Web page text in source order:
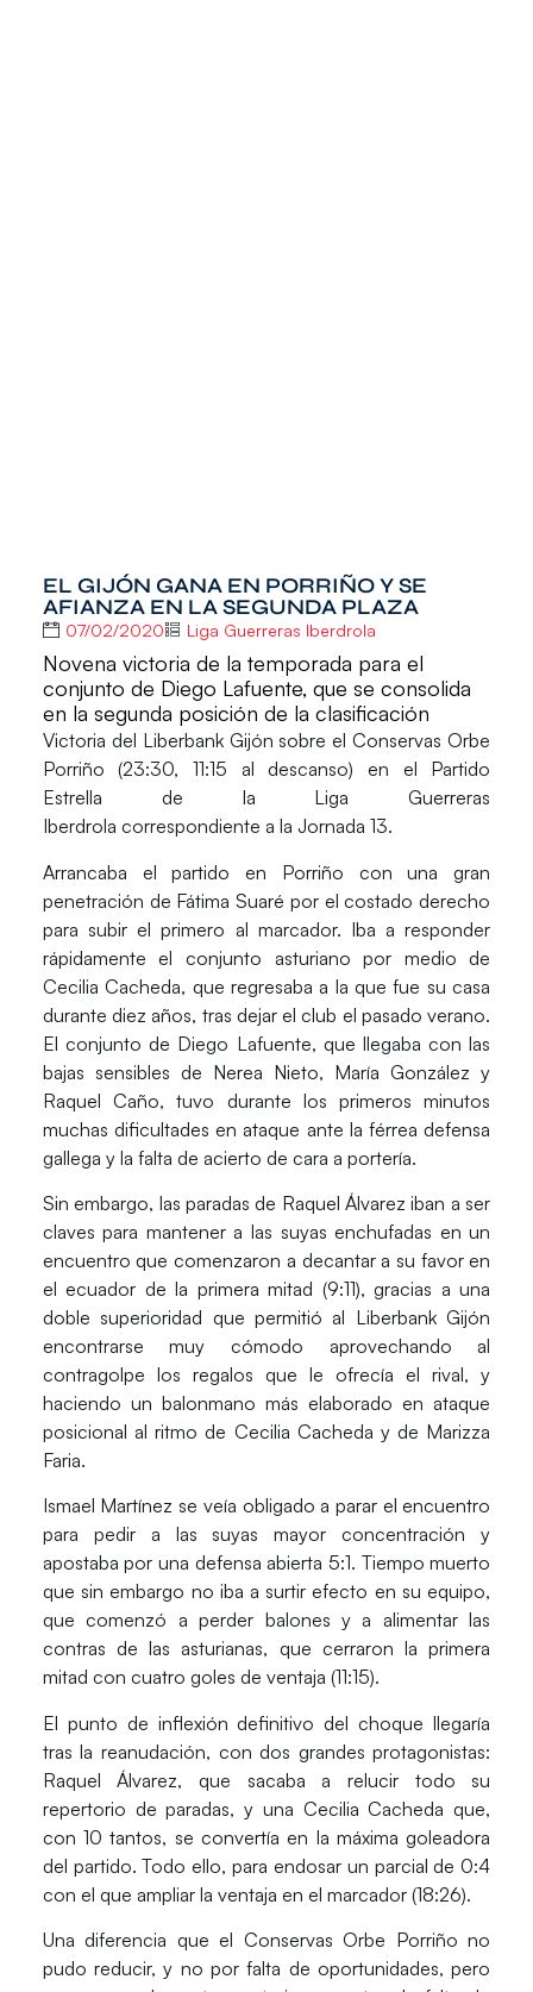
EL GIJÓN GANA EN PORRIÑO Y SE
AFIANZA EN LA SEGUNDA PLAZA
07/02/2020 Liga Guerreras Iberdrola
Novena victoria de la temporada para el
conjunto de Diego Lafuente, que se consolida
en la segunda posición de la clasificación
Victoria del Liberbank Gijón sobre elConservas Orbe
Porriño (23:30, 11:15 al descanso) en el Partido
Estrella de la Liga Guerreras
Iberdrola correspondiente a la Jornada 13.
Arrancaba el partido en Porriño con una gran
penetración de Fátima Suaré por el costado derecho
para subir el primero al marcador. Iba a responder
rápidamente el conjunto asturiano por medio de
Cecilia Cacheda, que regresaba a la que fue su casa
durante diez años, tras dejar el club el pasado verano.
El conjunto de Diego Lafuente, que llegaba con las
bajas sensibles de Nerea Nieto, María González y
Raquel Caño, tuvo durante los primeros minutos
muchas dificultades en ataque ante la férrea defensa
gallega y la falta de acierto de cara a portería.
Sin embargo, las paradas de Raquel Álvarez iban a ser
claves para mantener a las suyas enchufadas en un
encuentro que comenzaron a decantar a su favor en
el ecuador de la primera mitad (9:11), gracias a una
doble superioridad que permitió al Liberbank Gijón
encontrarse muy cómodo aprovechando al
contragolpe los regalos que le ofrecía el rival, y
haciendo un balonmano más elaborado en ataque
posicional al ritmo de Cecilia Cacheda y de Marizza
Faria.
Ismael Martínez se veía obligado a parar el encuentro
para pedir a las suyas mayor concentración y
apostaba por una defensa abierta 5:1. Tiempo muerto
que sin embargo no iba a surtir efecto en su equipo,
que comenzó a perder balones y a alimentar las
contras de las asturianas, que cerraron la primera
mitad con cuatro goles de ventaja (11:15).
El punto de inflexión definitivo del choque llegaría
tras la reanudación, con dos grandes protagonistas:
Raquel Álvarez, que sacaba a relucir todo su
repertorio de paradas, y una Cecilia Cacheda que,
con 10 tantos, se convertía en la máxima goleadora
del partido. Todo ello, para endosar un parcial de 0:4
con el que ampliar la ventaja en el marcador (18:26).
Una diferencia que el Conservas Orbe Porriño no
pudo reducir, y no por falta de oportunidades, pero